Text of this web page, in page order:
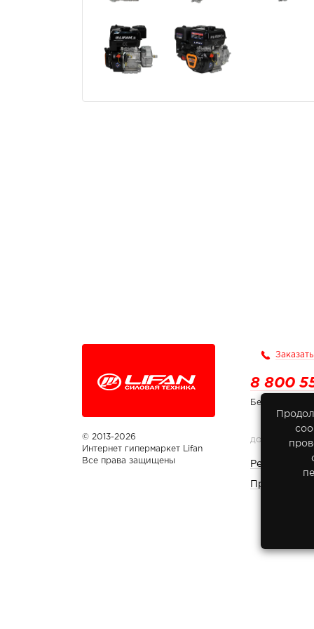
© 2013-2026
Интернет гипермаркет Lifan
Все права защищены
8 800
Бесплатно по
ДОКУМЕНТЫ
Реквизиты
Правовая